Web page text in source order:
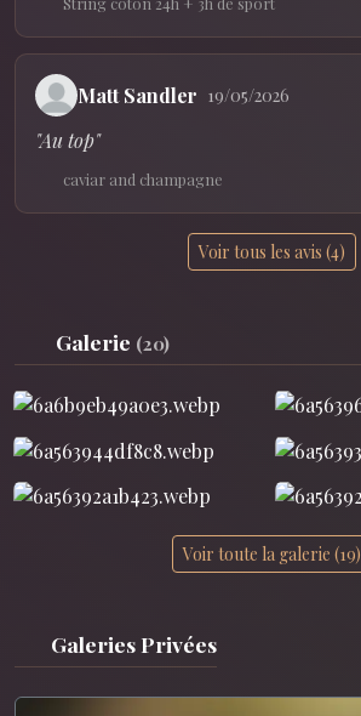
Matt Sandler 19/05/2026
"Au top"
caviar and champagne
Voir tous les avis (4)
Galerie (20)
Voir toute la galerie (19)
Galeries Privées